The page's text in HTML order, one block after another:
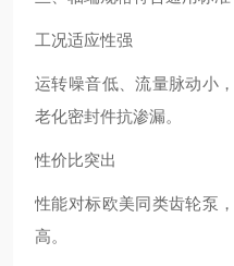
工况适应性强
运转噪音低、流量脉动小
老化密封件抗渗漏。
性价比突出
性能对标欧美同类齿轮泵
高。